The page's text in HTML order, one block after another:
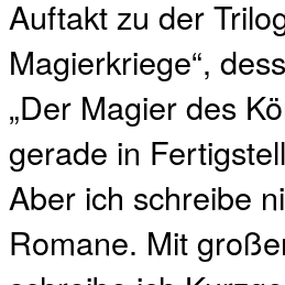
Auftakt zu der
Magierkriege“,
„Der Magier des
gerade in
Aber ich schreibe
Romane. Mit